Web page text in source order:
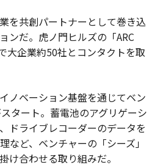
を共創パートナーとして巻き込
ンだ。虎ノ門ヒルズの「ARC
大企業約50社とコンタクトを取
ノベーション基盤を通じてベン
タート。蓄電池のアグリゲーシ
ドライブレコーダーのデータを
など、ベンチャーの「シーズ」
け合わせる取り組みだ。